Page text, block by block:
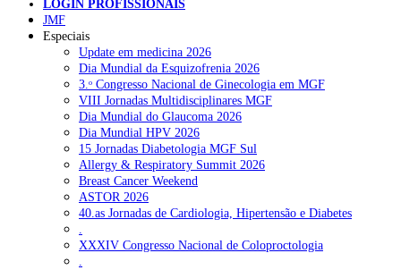
NOTÍCIAS RECENTES
Quase 11.900 jovens recorreram aos cheques psicólogo e
nutricionista no primeiro mês 7 de Agosto, 2026
ULS de Coimbra estreia cirurgia endoscópica do ouvido com
apoio robótico em Portugal 7 de Agosto, 2026
Enfermeiros exigem esclarecimentos sobre eventual gestão
privada da ULS do Algarve 7 de Agosto, 2026
Ordem dos Médicos alerta para riscos no novo sistema de acesso
a consultas e cirurgias
LOGIN PROFISSIONAIS
JMF
Especiais
Update em medicina 2026
Dia Mundial da Esquizofrenia 2026
3.ᵒ Congresso Nacional de Ginecologia em MGF
VIII Jornadas Multidisciplinares MGF
Dia Mundial do Glaucoma 2026
Dia Mundial HPV 2026
15 Jornadas Diabetologia MGF Sul
Allergy & Respiratory Summit 2026
Breast Cancer Weekend
ASTOR 2026
40.as Jornadas de Cardiologia, Hipertensão e Diabetes
.
XXXIV Congresso Nacional de Coloproctologia
.